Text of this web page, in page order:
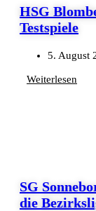
HSG
Testspiele
5. August
Weiterlesen
SG
die